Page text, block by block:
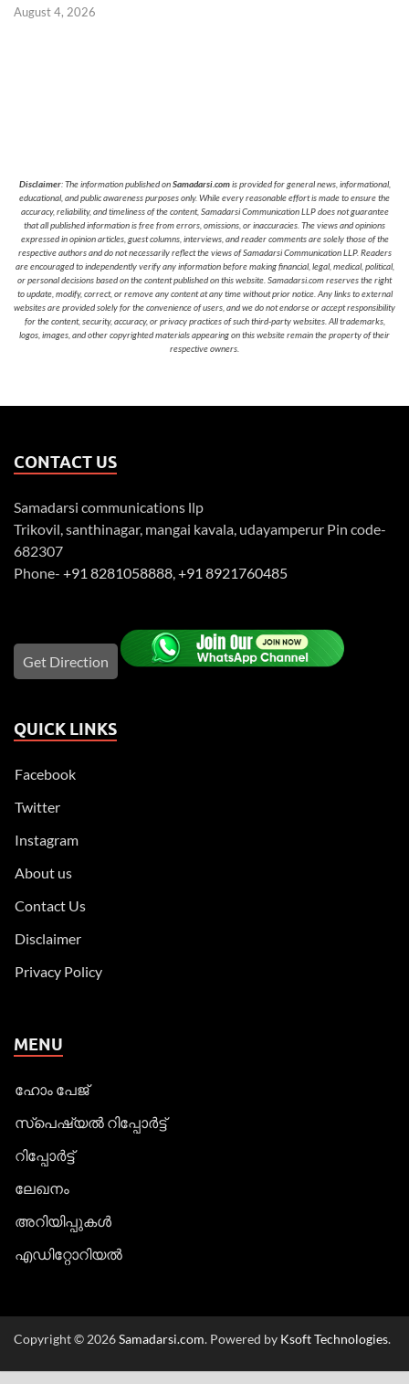
August 4, 2026
Disclaimer: The information published onSamadarsi.comis provided for general news, informational,
educational, and public awareness purposes only. While every reasonable effort is made to ensure the
accuracy, reliability, and timeliness of the content, Samadarsi Communication LLP does not guarantee
that all published information is free from errors, omissions, or inaccuracies. The views and opinions
expressed in opinion articles, guest columns, interviews, and reader comments are solely those of the
respective authors and do not necessarily reflect the views of Samadarsi Communication LLP. Readers
are encouraged to independently verify any information before making financial, legal, medical, political,
or personal decisions based on the content published on this website. Samadarsi.com reserves the right
to update, modify, correct, or remove any content at any time without prior notice. Any links to external
websites are provided solely for the convenience of users, and we do not endorse or accept responsibility
for the content, security, accuracy, or privacy practices of such third-party websites. All trademarks,
logos, images, and other copyrighted materials appearing on this website remain the property of their
respective owners.
CONTACT US
Samadarsi communications llp
Trikovil, santhinagar, mangai kavala, udayamperur Pin code-
682307
Phone- +91 8281058888,+91 8921760485
Get Direction
QUICK LINKS
Facebook
Twitter
Instagram
About us
Contact Us
Disclaimer
Privacy Policy
MENU
ഹോം പേജ്
സ്പെഷ്യൽ റിപ്പോര്‍ട്ട്
റിപ്പോര്‍ട്ട്
ലേഖനം
അറിയിപ്പുകള്‍
എഡിറ്റോറിയല്‍
Copyright © 2026Samadarsi.com. Powered by Ksoft Technologies.